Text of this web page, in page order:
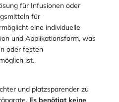
für Infusionen oder
für
eine individuelle
und Applikationsform, was
oder festen
ist.
und platzsparender zu
Es benötigt keine